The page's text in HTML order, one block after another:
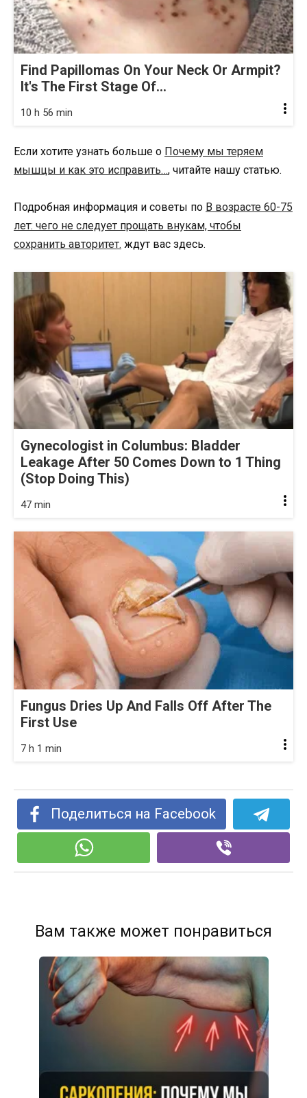
Find Papillomas On Your Neck Or Armpit?
It's The First Stage Of...
10 h 56 min
Если хотите узнать больше о Почему мы теряем
мышцы и как это исправить…, читайте нашу статью.
Подробная информация и советы по В возрасте 60-75
лет: чего не следует прощать внукам, чтобы
сохранить авторитет. ждут вас здесь.
Gynecologist in Columbus: Bladder
Leakage After 50 Comes Down to 1 Thing
(Stop Doing This)
47 min
Fungus Dries Up And Falls Off After The
First Use
7 h 1 min
Поделиться на Facebook
Вам также может понравиться